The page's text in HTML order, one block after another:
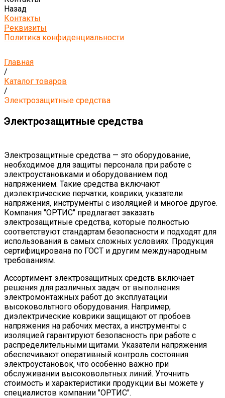
Назад
Контакты
Реквизиты
Политика конфиденциальности
Главная
/
Каталог товаров
/
Электрозащитные средства
Электрозащитные средства
Электрозащитные средства — это оборудование,
необходимое для защиты персонала при работе с
электроустановками и оборудованием под
напряжением. Такие средства включают
диэлектрические перчатки, коврики, указатели
напряжения, инструменты с изоляцией и многое другое.
Компания "ОРТИС" предлагает заказать
электрозащитные средства, которые полностью
соответствуют стандартам безопасности и подходят для
использования в самых сложных условиях. Продукция
сертифицирована по ГОСТ и другим международным
требованиям.
Ассортимент электрозащитных средств включает
решения для различных задач: от выполнения
электромонтажных работ до эксплуатации
высоковольтного оборудования. Например,
диэлектрические коврики защищают от пробоев
напряжения на рабочих местах, а инструменты с
изоляцией гарантируют безопасность при работе с
распределительными щитами. Указатели напряжения
обеспечивают оперативный контроль состояния
электроустановок, что особенно важно при
обслуживании высоковольтных линий. Уточнить
стоимость и характеристики продукции вы можете у
специалистов компании "ОРТИС".